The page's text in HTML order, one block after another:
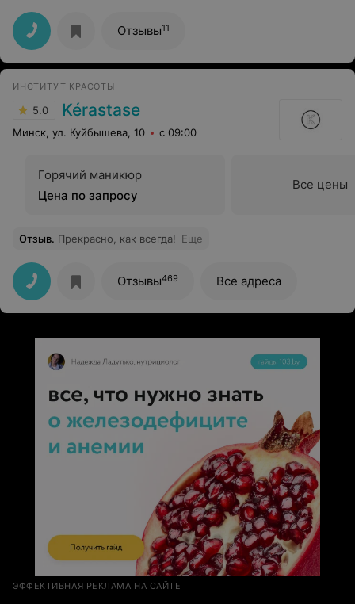
высшего уровня.
Отзывы11
ИНСТИТУТ КРАСОТЫ
5.0 Kérastase
Минск, ул. Куйбышева, 10 с 09:00
Горячий маникюр
Цена по запросу
Все цены
Отзыв. Прекрасно, как всегда! Еще
Отзывы469 Все адреса
ЭФФЕКТИВНАЯ РЕКЛАМА НА САЙТЕ